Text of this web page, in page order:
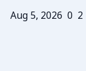
Aug 5, 2026 0 2